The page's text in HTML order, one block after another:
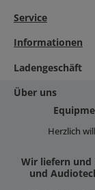
Service
Informationen
Ladengeschäft
Über uns
Herzlich
Wir liefern und
und